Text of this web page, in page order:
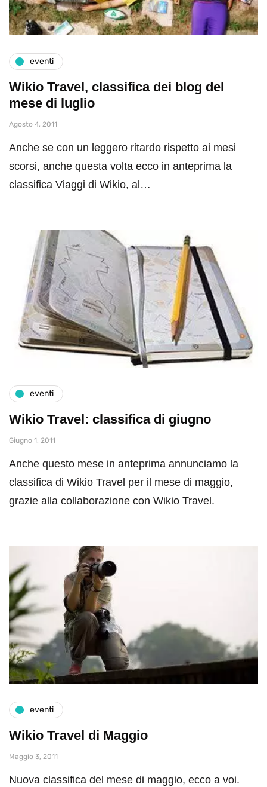
eventi
Wikio Travel, classifica dei blog del
mese di luglio
Agosto 4, 2011
Anche se con un leggero ritardo rispetto ai mesi
scorsi, anche questa volta ecco in anteprima la
classifica Viaggi di Wikio, al…
eventi
Wikio Travel: classifica di giugno
Giugno 1, 2011
Anche questo mese in anteprima annunciamo la
classifica di Wikio Travel per il mese di maggio,
grazie alla collaborazione con Wikio Travel.
eventi
Wikio Travel di Maggio
Maggio 3, 2011
Nuova classifica del mese di maggio, ecco a voi.